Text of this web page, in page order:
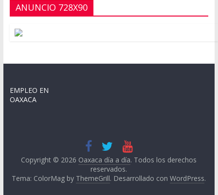
ANUNCIO 728X90
EMPLEO EN
OAXACA
Copyright © 2026 Oaxaca día a día. Todos los derechos
reservados.
Tema: ColorMag by ThemeGrill. Desarrollado conWordPress.